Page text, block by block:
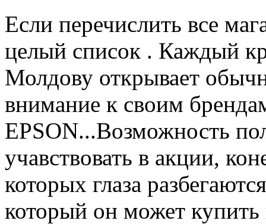
Если перечислить все
целый список . Каждый
Молдову открывает
внимание к своим
EPSON...Возможность
учавствовать в акции,
которых глаза
который он может купить